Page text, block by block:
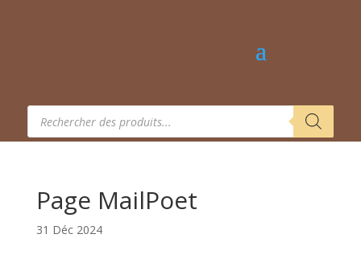
Recherche
produits
Page MailPoet
31 Déc 2024